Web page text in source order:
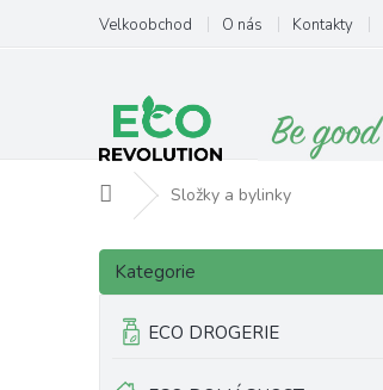
obsah
Velkoobchod O nás Kontakty
Domů Složky a bylinky
P
s
Přeskočit
kategorie
Kategorie
ECO DROGERIE